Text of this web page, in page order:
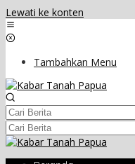
Lewati ke konten
Tambahkan Menu